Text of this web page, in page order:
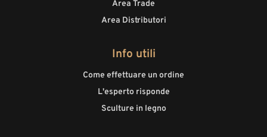
Area Trade
Area Distributori
Info utili
Come effettuare un ordine
L'esperto risponde
Sculture in legno